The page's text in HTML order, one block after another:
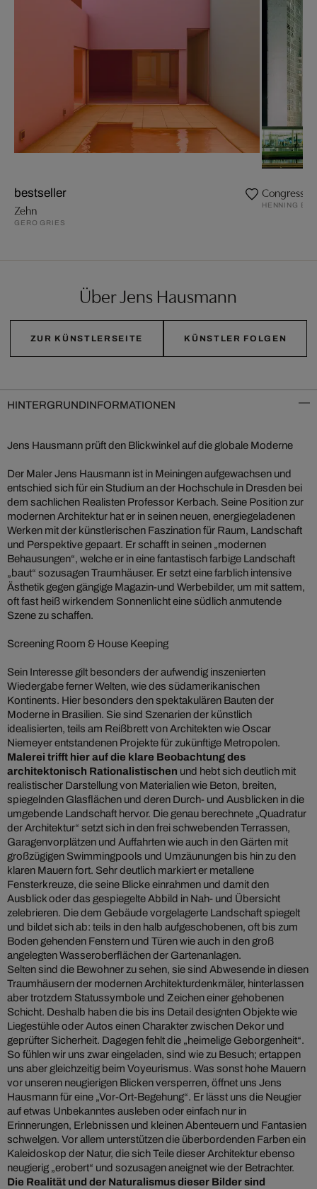
bestseller
Zehn
GERO GRIES
Congresso
HENNING
Über Jens Hausmann
ZUR KÜNSTLERSEITE KÜNSTLER FOLGEN
HINTERGRUNDINFORMATIONEN
Jens Hausmann prüft den Blickwinkel auf die globale Moderne
Der Maler Jens Hausmann ist in Meiningen aufgewachsen und
entschied sich für ein Studium an der Hochschule in Dresden bei
dem sachlichen Realisten Professor Kerbach. Seine Position zur
modernen Architektur hat er in seinen neuen, energiegeladenen
Werken mit der künstlerischen Faszination für Raum, Landschaft
und Perspektive gepaart. Er schafft in seinen „modernen
Behausungen“, welche er in eine fantastisch farbige Landschaft
„baut“ sozusagen Traumhäuser. Er setzt eine farblich intensive
Ästhetik gegen gängige Magazin-und Werbebilder, um mit sattem,
oft fast heiß wirkendem Sonnenlicht eine südlich anmutende
Szene zu schaffen.
Screening Room & House Keeping
Sein Interesse gilt besonders der aufwendig inszenierten
Wiedergabe ferner Welten, wie des südamerikanischen
Kontinents. Hier besonders den spektakulären Bauten der
Moderne in Brasilien. Sie sind Szenarien der künstlich
idealisierten, teils am Reißbrett von Architekten wie Oscar
Niemeyer entstandenen Projekte für zukünftige Metropolen.
Malerei trifft hier auf die klare Beobachtung des
architektonisch Rationalistischen und hebt sich deutlich mit
realistischer Darstellung von Materialien wie Beton, breiten,
spiegelnden Glasflächen und deren Durch- und Ausblicken in die
umgebende Landschaft hervor. Die genau berechnete „Quadratur
der Architektur“ setzt sich in den frei schwebenden Terrassen,
Garagenvorplätzen und Auffahrten wie auch in den Gärten mit
großzügigen Swimmingpools und Umzäunungen bis hin zu den
klaren Mauern fort. Sehr deutlich markiert er metallene
Fensterkreuze, die seine Blicke einrahmen und damit den
Ausblick oder das gespiegelte Abbild in Nah- und Übersicht
zelebrieren. Die dem Gebäude vorgelagerte Landschaft spiegelt
und bildet sich ab: teils in den halb aufgeschobenen, oft bis zum
Boden gehenden Fenstern und Türen wie auch in den groß
angelegten Wasseroberflächen der Gartenanlagen.
Selten sind die Bewohner zu sehen, sie sind Abwesende in diesen
Traumhäusern der modernen Architekturdenkmäler, hinterlassen
aber trotzdem Statussymbole und Zeichen einer gehobenen
Schicht. Deshalb haben die bis ins Detail designten Objekte wie
Liegestühle oder Autos einen Charakter zwischen Dekor und
geprüfter Sicherheit. Dagegen fehlt die „heimelige Geborgenheit“.
So fühlen wir uns zwar eingeladen, sind wie zu Besuch; ertappen
uns aber gleichzeitig beim Voyeurismus. Was sonst hohe Mauern
vor unseren neugierigen Blicken versperren, öffnet uns Jens
Hausmann für eine „Vor-Ort-Begehung“. Er lässt uns die Neugier
auf etwas Unbekanntes ausleben oder einfach nur in
Erinnerungen, Erlebnissen und kleinen Abenteuern und Fantasien
schwelgen. Vor allem unterstützen die überbordenden Farben ein
Kaleidoskop der Natur, die sich Teile dieser Architektur ebenso
neugierig „erobert“ und sozusagen aneignet wie der Betrachter.
Die Realität und der Naturalismus dieser Bilder sind